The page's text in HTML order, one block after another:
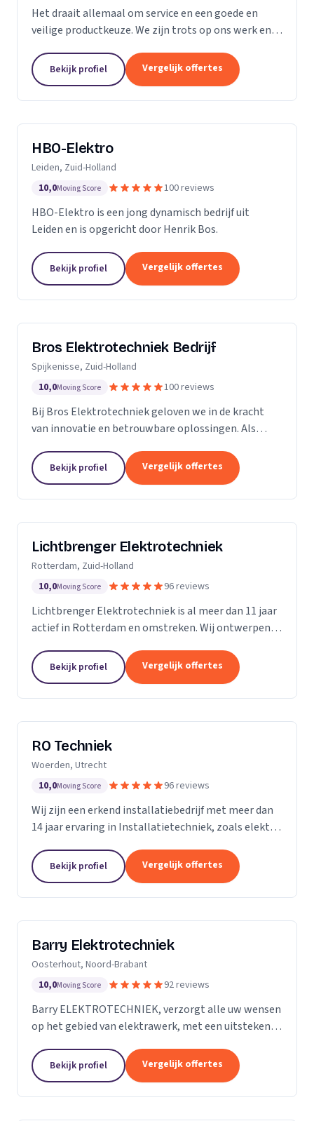
Het draait allemaal om service en een goede en
veilige productkeuze. We zijn trots op ons werk en
dan bij onszelf. We vinden ons werk belangrijk,...
Bekijk profiel Vergelijk offertes
HBO-Elektro
Leiden, Zuid-Holland
10,0Moving Score 100 reviews
HBO-Elektro is een jong dynamisch bedrijf uit
Leiden en is opgericht door Henrik Bos.
Bekijk profiel Vergelijk offertes
Bros Elektrotechniek Bedrijf
Spijkenisse, Zuid-Holland
10,0Moving Score 100 reviews
Bij Bros Elektrotechniek geloven we in de kracht
van innovatie en betrouwbare oplossingen. Als
we al meer dan 25 jaar hoogwaardige diensten aan
onze...
Bekijk profiel Vergelijk offertes
Lichtbrenger Elektrotechniek
Rotterdam, Zuid-Holland
10,0Moving Score 96 reviews
Lichtbrenger Elektrotechniek is al meer dan 11 jaar
actief in Rotterdam en omstreken. Wij ontwerpen
bedrijfspanden, horeca zaken, winkelcentra, en nog
veel meer....
Bekijk profiel Vergelijk offertes
RO Techniek
Woerden, Utrecht
10,0Moving Score 96 reviews
Wij zijn een erkend installatiebedrijf met meer dan
14 jaar ervaring in Installatietechniek, zoals elektra,
Bekijk profiel Vergelijk offertes
Barry Elektrotechniek
Oosterhout, Noord-Brabant
10,0Moving Score 92 reviews
Barry ELEKTROTECHNIEK, verzorgt alle uw wensen
op het gebied van elektrawerk, met een uitstekende
Scholen en Bedrijven. Groepenkast vernieuwen,...
Bekijk profiel Vergelijk offertes